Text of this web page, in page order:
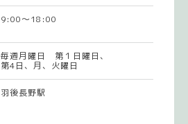
9:00～18:00
毎週月曜日 第１日曜日、
第4日、月、火曜日
羽後長野駅